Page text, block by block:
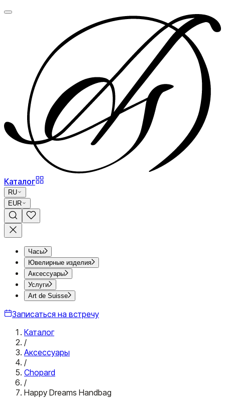
Каталог
RU
EUR
Часы
Ювелирные изделия
Аксессуары
Услуги
Art de Suisse
Записаться на встречу
Каталог
/
Аксессуары
/
Chopard
/
Happy Dreams Handbag